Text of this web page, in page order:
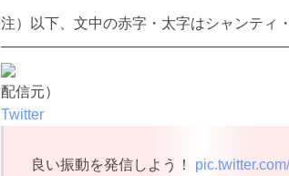
注）以下、文中の赤字・太字はシャンティ
配信元）
Twitter
良い振動を発信しよう！